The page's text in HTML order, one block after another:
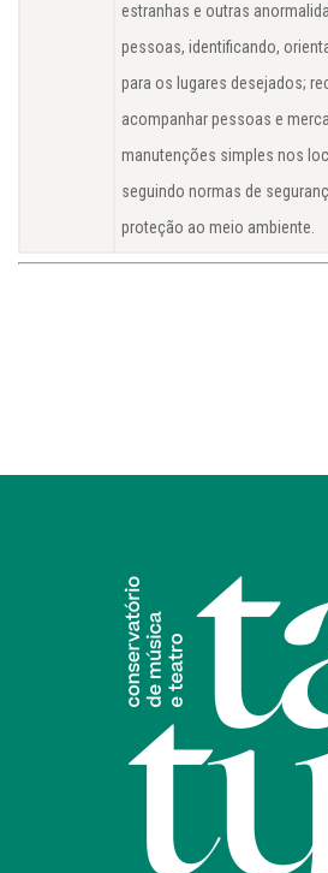
estranhas e outras
pessoas, identificando,
para os lugares desejados;
acompanhar pessoas e
manutenções simples nos
seguindo normas de
proteção ao meio ambiente.